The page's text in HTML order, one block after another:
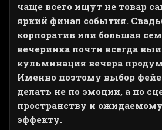
чаще всего ищут не товар
яркий финал события.
корпоратив или большая
вечеринка почти всегда
кульминация вечера
Именно поэтому выбор
делать не по эмоции, а по
пространству и
эффекту.